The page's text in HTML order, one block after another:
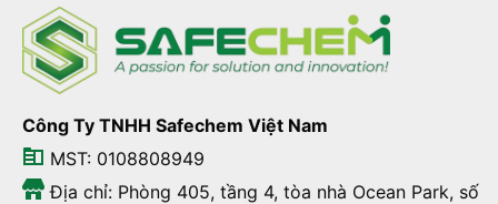
Công Ty TNHH Safechem Việt Nam
MST: 0108808949
Địa chỉ: Phòng 405, tầng 4, tòa nhà Ocean Park, số